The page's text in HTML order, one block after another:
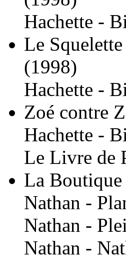
Hachette -
Le
(1998)
Hachette -
Zoé contre
Hachette -
Le Livre de
La
Nathan -
Nathan -
Nathan -